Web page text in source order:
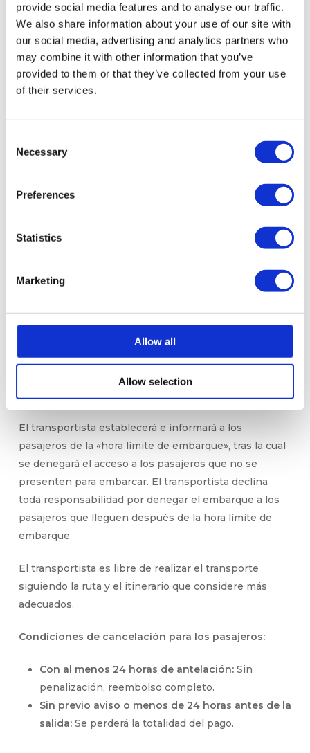
provide social media features and to analyse our traffic.
We also share information about your use of our site with
our social media, advertising and analytics partners who
may combine it with other information that you’ve
provided to them or that they’ve collected from your use
of their services.
Selection
Necessary
Preferences
Statistics
Marketing
Allow all
Allow selection
empresa. La compañía se reserva el derecho a
modificar estas tarifas sin previo aviso.
El transportista no es responsable del robo o la
pérdida del equipaje de mano o los efectos
personales de los pasajeros.
Los formularios de quejas y sugerencias están
disponibles en todos los puntos de salida y llegada.
4. HORARIOS, RUTAS, EMBARQUE Y CANCELACIONES
están predeterminados y a disposición del público
billete, tanto en formato papel en los puntos de venta
oficiales como en formato digital en la página web de
El transportista se reserva el derecho a modificar los
horarios anunciados o a suspender y cancelar los
servicios de transporte por razones de seguridad,
organización, meteorológicas o de fuerza mayor.
El transportista establecerá e informará a los
pasajeros de la «hora límite de embarque», tras la cual
se denegará el acceso a los pasajeros que no se
presenten para embarcar. El transportista declina
toda responsabilidad por denegar el embarque a los
pasajeros que lleguen después de la hora límite de
embarque.
El transportista es libre de realizar el transporte
siguiendo la ruta y el itinerario que considere más
adecuados.
Condiciones de cancelación para los pasajeros:
Con al menos 24 horas de antelación:Sin
penalización, reembolso completo.
Sin previo aviso o menos de 24 horas antes de la
salida:Se perderá la totalidad del pago.